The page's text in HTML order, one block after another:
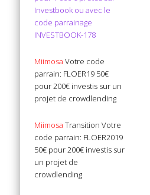
Investbook ou avec le
code parrainage
INVESTBOOK-178
MiimosaVotre code
parrain: FLOER19 50€
pour 200€ investis sur un
projet de crowdlending
MiimosaTransition Votre
code parrain: FLOER2019
50€ pour 200€ investis sur
un projet de
crowdlending